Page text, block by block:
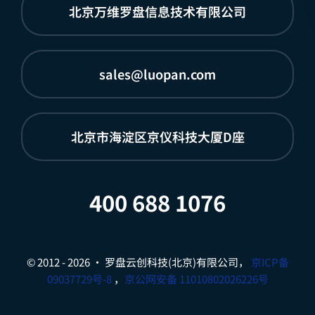
北京万维罗盘信息技术有限公司
sales@luopan.com
北京市海淀区京仪科技大厦D座
400 688 1076
© 2012 - 2026 • 罗盘云创科技(北京)有限公司，
京ICP备
09037729号-8， 京公网安备 11010802026226号